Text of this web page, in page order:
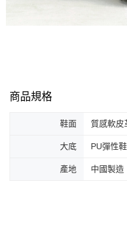
商品規格
鞋面 質感軟皮
大底 PU彈性
產地 中國製造